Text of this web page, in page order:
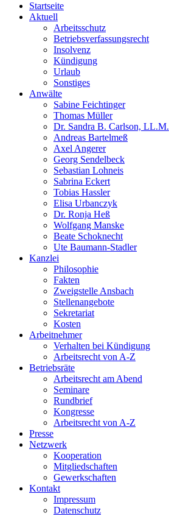
Startseite
Aktuell
Arbeitsschutz
Betriebsverfassungsrecht
Insolvenz
Kündigung
Urlaub
Sonstiges
Anwälte
Sabine Feichtinger
Thomas Müller
Dr. Sandra B. Carlson, LL.M.
Andreas Bartelmeß
Axel Angerer
Georg Sendelbeck
Sebastian Lohneis
Sabrina Eckert
Tobias Hassler
Elisa Urbanczyk
Dr. Ronja Heß
Wolfgang Manske
Beate Schoknecht
Ute Baumann-Stadler
Kanzlei
Philosophie
Fakten
Zweigstelle Ansbach
Stellenangebote
Sekretariat
Kosten
Arbeitnehmer
Verhalten bei Kündigung
Arbeitsrecht von A-Z
Betriebsräte
Arbeitsrecht am Abend
Seminare
Rundbrief
Kongresse
Arbeitsrecht von A-Z
Presse
Netzwerk
Kooperation
Mitgliedschaften
Gewerkschaften
Kontakt
Impressum
Datenschutz